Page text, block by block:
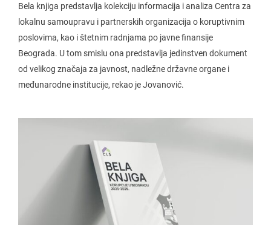
Bela knjiga predstavlja kolekciju informacija i analiza Centra za
lokalnu samoupravu i partnerskih organizacija o koruptivnim
poslovima, kao i štetnim radnjama po javne finansije
Beograda. U tom smislu ona predstavlja jedinstven dokument
od velikog značaja za javnost, nadležne državne organe i
međunarodne institucije, rekao je Jovanović.